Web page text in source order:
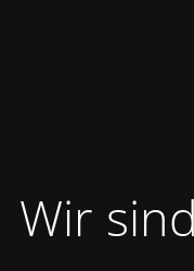
Wir